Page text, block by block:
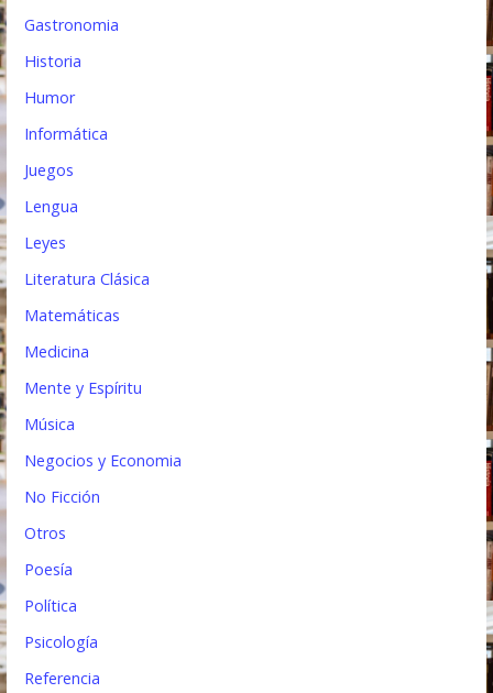
Gastronomia
Historia
Humor
Informática
Juegos
Lengua
Leyes
Literatura Clásica
Matemáticas
Medicina
Mente y Espíritu
Música
Negocios y Economia
No Ficción
Otros
Poesía
Política
Psicología
Referencia